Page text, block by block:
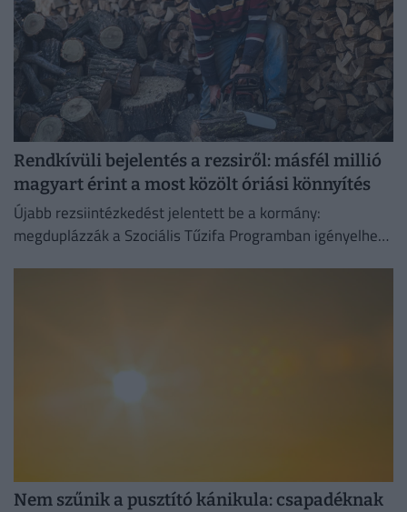
Rendkívüli bejelentés a rezsiről: másfél millió
magyart érint a most közölt óriási könnyítés
Újabb rezsiintézkedést jelentett be a kormány:
megduplázzák a Szociális Tűzifa Programban igényelhető
Nem szűnik a pusztító kánikula: csapadéknak